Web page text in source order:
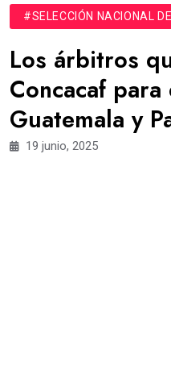
#SELECCIÓN NACIONAL
Los árbitros
Concacaf
Guatemala y
19 junio, 2025